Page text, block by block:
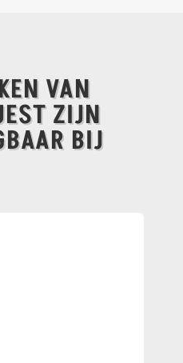
VAN
ZIJN
BIJ